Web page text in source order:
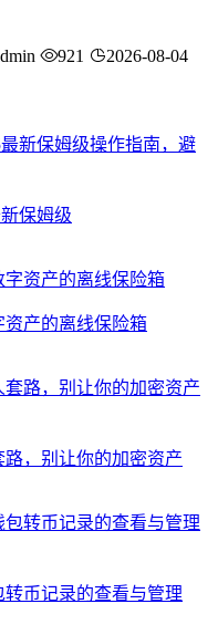
921 2026-08-04
保姆级
资产的离线保险箱
，别让你的加密资产
币记录的查看与管理